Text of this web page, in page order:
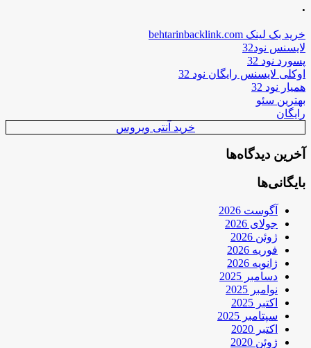
.
خرید بک لینک behtarinbacklink.com
لایسنس نود32
پسورد نود 32
اوکلی لایسنس رایگان نود 32
همیار نود 32
بهترین سئو
رایگان
خرید آنتی ویروس
آخرین دیدگاه‌ها
بایگانی‌ها
آگوست 2026
جولای 2026
ژوئن 2026
فوریه 2026
ژانویه 2026
دسامبر 2025
نوامبر 2025
اکتبر 2025
سپتامبر 2025
اکتبر 2020
ژوئن 2020